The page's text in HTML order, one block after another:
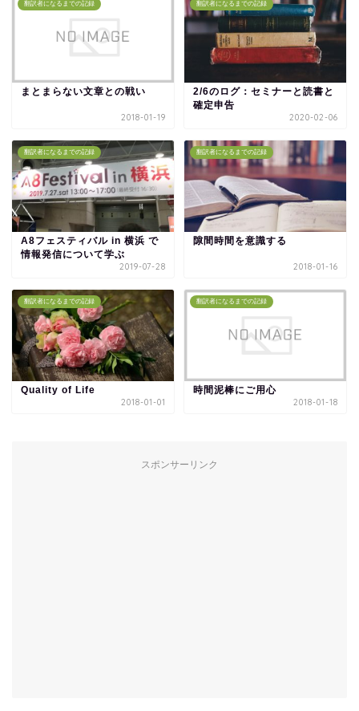
翻訳者になるまでの記録
まとまらない文章との戦い
2018-01-19
翻訳者になるまでの記録
2/6のログ：セミナーと読書と
確定申告
2020-02-06
翻訳者になるまでの記録
A8フェスティバル in 横浜 で
情報発信について学ぶ
2019-07-28
翻訳者になるまでの記録
隙間時間を意識する
2018-01-16
翻訳者になるまでの記録
Quality of Life
2018-01-01
翻訳者になるまでの記録
時間泥棒にご用心
2018-01-18
スポンサーリンク